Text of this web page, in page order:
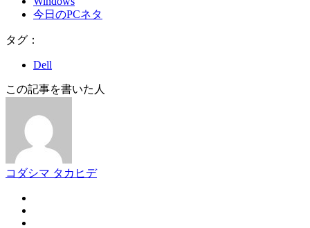
今日のPCネタ
タグ：
Dell
この記事を書いた人
コダシマ タカヒデ